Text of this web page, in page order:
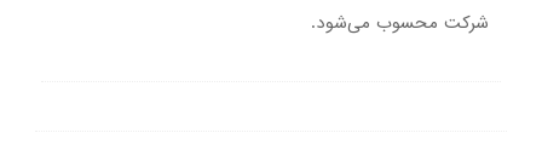
شرکت محسوب می‌شود.